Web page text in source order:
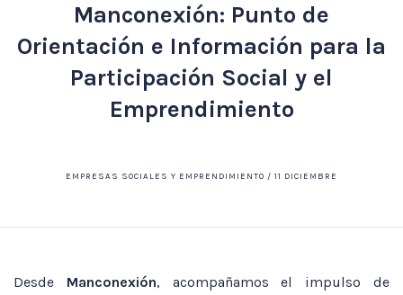
Manconexión: Punto de
Orientación e Información para la
Participación Social y el
Emprendimiento
EMPRESAS SOCIALES Y EMPRENDIMIENTO / 11 DICIEMBRE
Desde Manconexión, acompañamos el impulso de